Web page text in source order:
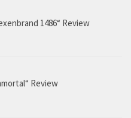
1486“ Review
Review